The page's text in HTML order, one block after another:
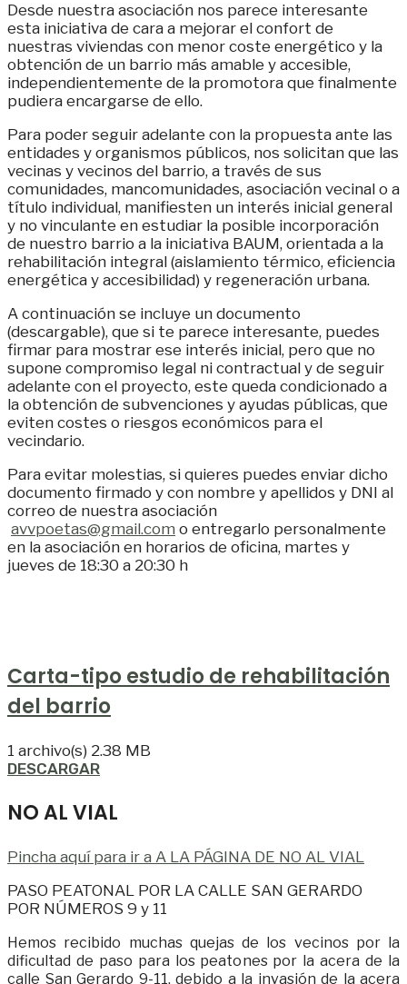
Desde nuestra asociación nos parece interesante
esta iniciativa de cara a mejorar el confort de
nuestras viviendas con menor coste energético y la
obtención de un barrio más amable y accesible,
independientemente de la promotora que finalmente
pudiera encargarse de ello.
Para poder seguir adelante con la propuesta ante las
entidades y organismos públicos, nos solicitan que las
vecinas y vecinos del barrio, a través de sus
comunidades, mancomunidades, asociación vecinal o a
título individual, manifiesten un interés inicial general
y no vinculante en estudiar la posible incorporación
de nuestro barrio a la iniciativa BAUM, orientada a la
rehabilitación integral (aislamiento térmico, eficiencia
energética y accesibilidad) y regeneración urbana.
A continuación se incluye un documento
(descargable), que si te parece interesante, puedes
firmar para mostrar ese interés inicial, pero que no
supone compromiso legal ni contractual y de seguir
adelante con el proyecto, este queda condicionado a
la obtención de subvenciones y ayudas públicas, que
eviten costes o riesgos económicos para el
vecindario.
Para evitar molestias, si quieres puedes enviar dicho
documento firmado y con nombre y apellidos y DNI al
correo de nuestra asociación
avvpoetas@gmail.com o entregarlo personalmente
en la asociación en horarios de oficina, martes y
jueves de 18:30 a 20:30 h
Carta-tipo estudio de rehabilitación
del barrio
1 archivo(s) 2.38 MB
DESCARGAR
NO AL VIAL
Pincha aquí para ir a A LA PÁGINA DE NO AL VIAL
PASO PEATONAL POR LA CALLE SAN GERARDO
POR NÚMEROS 9 y 11
Hemos recibido muchas quejas de los vecinos por la
dificultad de paso para los peatones por la acera de la
calle San Gerardo 9-11, debido a la invasión de la acera